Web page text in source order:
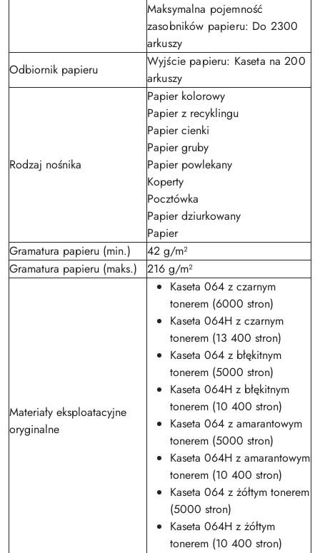
Maksymalna pojemność
zasobników papieru: Do 2300
arkuszy
Odbiornik papieru
Wyjście papieru: Kaseta na 200
arkuszy
Rodzaj nośnika
Papier kolorowy
Papier z recyklingu
Papier cienki
Papier gruby
Papier powlekany
Koperty
Pocztówka
Papier dziurkowany
Papier
Gramatura papieru (min.)
42 g/m²
Gramatura papieru (maks.)
216 g/m²
Materiały eksploatacyjne
oryginalne
Kaseta 064 z czarnym
tonerem (6000 stron)
Kaseta 064H z czarnym
tonerem (13 400 stron)
Kaseta 064 z błękitnym
tonerem (5000 stron)
Kaseta 064H z błękitnym
tonerem (10 400 stron)
Kaseta 064 z amarantowym
tonerem (5000 stron)
Kaseta 064H z amarantowym
tonerem (10 400 stron)
Kaseta 064 z żółtym tonerem
(5000 stron)
Kaseta 064H z żółtym
tonerem (10 400 stron)